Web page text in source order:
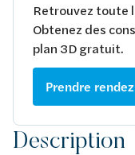
Retrouvez toute
Obtenez des
plan 3D gratuit.
Prendre
Description